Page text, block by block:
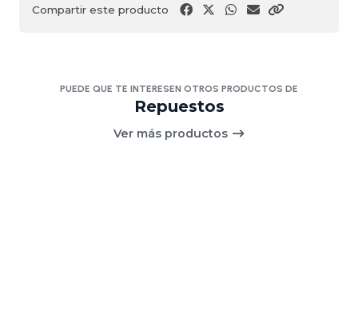
Compartir este producto
PUEDE QUE TE INTERESEN OTROS PRODUCTOS DE
Repuestos
Ver más productos